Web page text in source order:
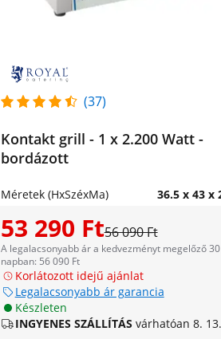
(37)
Kontakt grill - 1 x 2.200 Watt -
bordázott
Méretek (HxSzéxMa) 36.5 x 43 x
53 290 Ft56 090 Ft
A legalacsonyabb ár a kedvezményt megelőző 30
napban: 56 090 Ft
Korlátozott idejű ajánlat
Legalacsonyabb ár garancia
Készleten
INGYENES SZÁLLÍTÁS várhatóan 8. 13.